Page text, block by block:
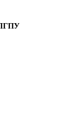
ЛГПУ